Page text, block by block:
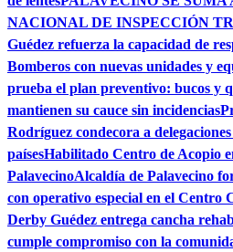
NACIONAL DE INSPECCIÓN
Guédez refuerza la capacidad de
Bomberos con nuevas unidades y
prueba el plan preventivo: bucos y
mantienen su cauce sin incidencias
Rodríguez condecora a delegaciones
paísesHabilitado Centro de Acopio
PalavecinoAlcaldía de Palavecino
con operativo especial en el Centro
Derby Guédez entrega cancha
cumple compromiso con la